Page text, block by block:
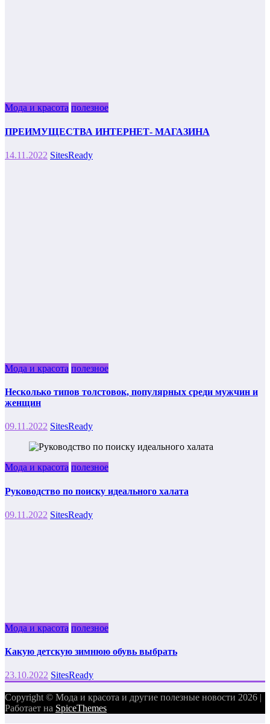
Мода и красота полезное
ПРЕИМУЩЕСТВА ИНТЕРНЕТ- МАГАЗИНА
14.11.2022 SitesReady
Мода и красота полезное
Несколько типов толстовок, популярных среди мужчин и
женщин
09.11.2022 SitesReady
Мода и красота полезное
Руководство по поиску идеального халата
09.11.2022 SitesReady
Мода и красота полезное
Какую детскую зимнюю обувь выбрать
23.10.2022 SitesReady
Copyright © Мода и красота и другие полезные новости 2026 |
Работает на SpiceThemes